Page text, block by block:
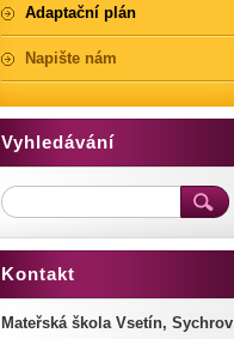
Adaptační plán
Napište nám
Vyhledávání
Kontakt
Mateřská škola Vsetín, Sychrov